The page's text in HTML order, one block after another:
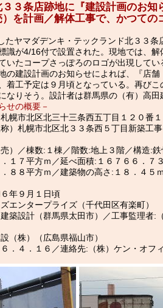
３条店跡地に『建設計画のお知
を計画／解体工事で、かつての
たヤマダデンキ・テックランド北３３条
識が4/16付で設置された。現地では、解
いたコープさっぽろのロゴが出現してい
の建設計画のお知らせによれば、『店舗
着工予定は９月頃となっている。再びこ
なりそう。設計者は群馬県の（有）高田
せの概要－
幌市北区北三十三条西五丁目１２０番
）札幌市北区北３３条西５丁目新築工事
）／棟数:１棟／階数:地上３階／構造:
１７平方ｍ／延べ面積:１６７６６．７
８８平方ｍ／建築物の高さ:１８．４５
年９月１日頃
エンタープライズ（千代田区有楽町）
築設計（群馬県太田市）／工事監理者:
（株）（広島県福山市）
．４．１６／連絡先:（株）ケン・オフ